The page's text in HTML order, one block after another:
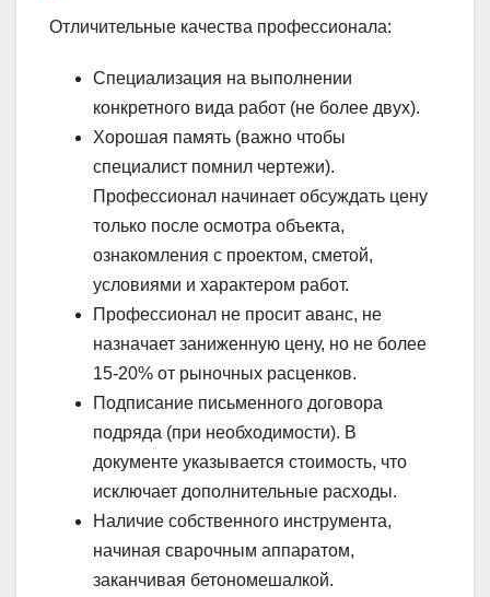
Отличительные качества профессионала:
Специализация на выполнении
конкретного вида работ (не более двух).
Хорошая память (важно чтобы
специалист помнил чертежи).
Профессионал начинает обсуждать цену
только после осмотра объекта,
ознакомления с проектом, сметой,
условиями и характером работ.
Профессионал не просит аванс, не
назначает заниженную цену, но не более
15-20% от рыночных расценков.
Подписание письменного договора
подряда (при необходимости). В
документе указывается стоимость, что
исключает дополнительные расходы.
Наличие собственного инструмента,
начиная сварочным аппаратом,
заканчивая бетономешалкой.